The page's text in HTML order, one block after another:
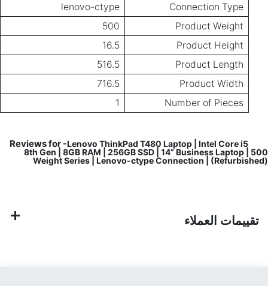
Connection Type
lenovo-ctype
Product Weight
500
Product Height
16.5
Product Length
516.5
Product Width
716.5
Number of Pieces
1
-Lenovo ThinkPad T480 Laptop | Intel Core i5
8th Gen | 8GB RAM | 256GB SSD | 14” Business Laptop | 500
Weight Series | Lenovo-ctype Connection | (Refurbished)
تقييمات العملاء